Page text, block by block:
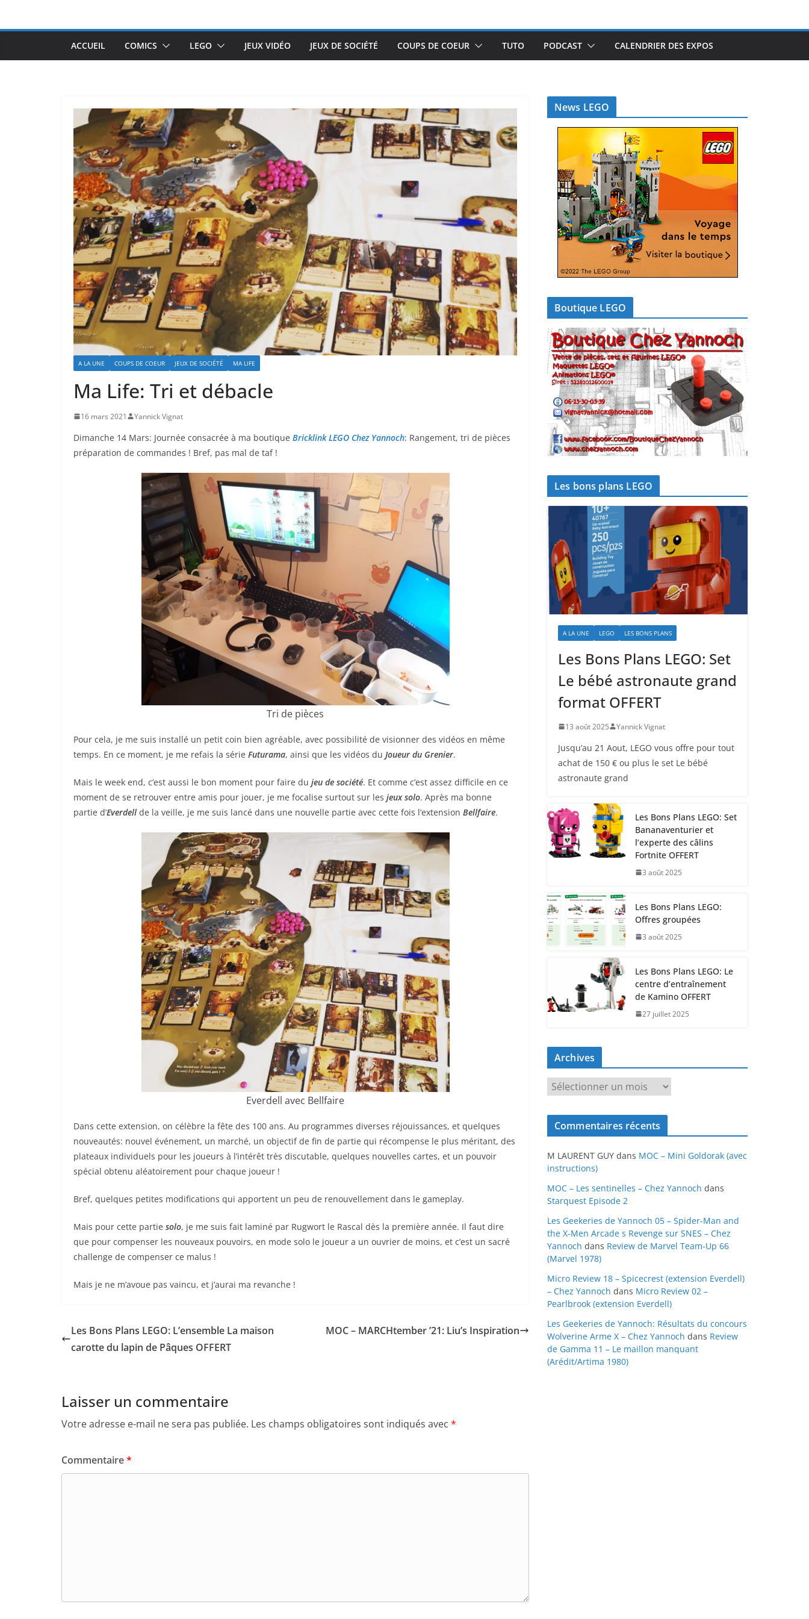
ACCUEIL COMICS LEGO JEUX VIDÉO JEUX DE SOCIÉTÉ COUPS DE COEUR TUTO PODCAST CALENDRIER DES EXPOS
A LA UNE COUPS DE COEUR JEUX DE SOCIÉTÉ MA LIFE
Ma Life: Tri et débacle
16 mars 2021 Yannick Vignat
Dimanche 14 Mars: Journée consacrée à ma boutique Bricklink LEGO Chez Yannoch: Rangement, tri de pièces
préparation de commandes ! Bref, pas mal de taf !
Tri de pièces
Pour cela, je me suis installé un petit coin bien agréable, avec possibilité de visionner des vidéos en même
temps. En ce moment, je me refais la série Futurama, ainsi que les vidéos du Joueur du Grenier.
Mais le week end, c’est aussi le bon moment pour faire du jeu de société. Et comme c’est assez difficile en ce
moment de se retrouver entre amis pour jouer, je me focalise surtout sur les jeux solo. Après ma bonne
partie d’Everdell de la veille, je me suis lancé dans une nouvelle partie avec cette fois l’extension Bellfaire.
Everdell avec Bellfaire
Dans cette extension, on célèbre la fête des 100 ans. Au programmes diverses réjouissances, et quelques
nouveautés: nouvel événement, un marché, un objectif de fin de partie qui récompense le plus méritant, des
plateaux individuels pour les joueurs à l’intérêt très discutable, quelques nouvelles cartes, et un pouvoir
spécial obtenu aléatoirement pour chaque joueur !
Bref, quelques petites modifications qui apportent un peu de renouvellement dans le gameplay.
Mais pour cette partie solo, je me suis fait laminé par Rugwort le Rascal dès la première année. Il faut dire
que pour compenser les nouveaux pouvoirs, en mode solo le joueur a un ouvrier de moins, et c’est un sacré
challenge de compenser ce malus !
Mais je ne m’avoue pas vaincu, et j’aurai ma revanche !
Les Bons Plans LEGO: L’ensemble La maison
carotte du lapin de Pâques OFFERT
MOC – MARCHtember ’21: Liu’s Inspiration
Laisser un commentaire
Votre adresse e-mail ne sera pas publiée. Les champs obligatoires sont indiqués avec *
Commentaire*
News LEGO
Boutique LEGO
Les bons plans LEGO
A LA UNE LEGO LES BONS PLANS
Les Bons Plans LEGO: Set
Le bébé astronaute grand
format OFFERT
13 août 2025 Yannick Vignat
Jusqu’au 21 Aout, LEGO vous offre pour tout
achat de 150 € ou plus le set Le bébé
astronaute grand
Les Bons Plans LEGO: Set
Bananaventurier et
l’experte des câlins
Fortnite OFFERT
3 août 2025
Les Bons Plans LEGO:
Offres groupées
3 août 2025
Les Bons Plans LEGO: Le
centre d’entraînement
de Kamino OFFERT
27 juillet 2025
Archives
r
c
v
e
s
Commentaires récents
M LAURENT GUY dans MOC – Mini Goldorak (avec
instructions)
MOC – Les sentinelles – Chez Yannoch dans
Starquest Episode 2
Les Geekeries de Yannoch 05 – Spider-Man and
the X-Men Arcade s Revenge sur SNES – Chez
Yannoch dans Review de Marvel Team-Up 66
(Marvel 1978)
Micro Review 18 – Spicecrest (extension Everdell)
– Chez Yannoch dans Micro Review 02 –
Pearlbrook (extension Everdell)
Les Geekeries de Yannoch: Résultats du concours
Wolverine Arme X – Chez Yannoch dans Review
de Gamma 11 – Le maillon manquant
(Arédit/Artima 1980)